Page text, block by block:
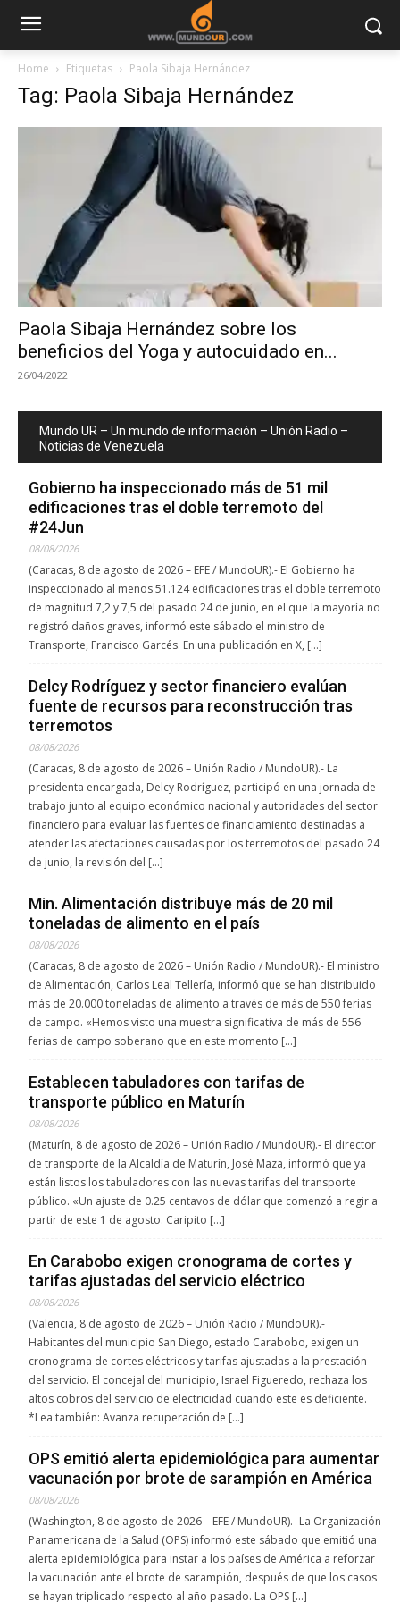
Home Etiquetas Paola Sibaja Hernández
Tag: Paola Sibaja Hernández
Paola Sibaja Hernández sobre los
beneficios del Yoga y autocuidado en...
26/04/2022
Mundo UR – Un mundo de información – Unión Radio –
Noticias de Venezuela
Gobierno ha inspeccionado más de 51 mil
edificaciones tras el doble terremoto del
#24Jun
08/08/2026
(Caracas, 8 de agosto de 2026 – EFE / MundoUR).- El Gobierno ha
inspeccionado al menos 51.124 edificaciones tras el doble terremoto
de magnitud 7,2 y 7,5 del pasado 24 de junio, en el que la mayoría no
registró daños graves, informó este sábado el ministro de
Transporte, Francisco Garcés. En una publicación en X, […]
Delcy Rodríguez y sector financiero evalúan
fuente de recursos para reconstrucción tras
terremotos
08/08/2026
(Caracas, 8 de agosto de 2026 – Unión Radio / MundoUR).- La
presidenta encargada, Delcy Rodríguez, participó en una jornada de
trabajo junto al equipo económico nacional y autoridades del sector
financiero para evaluar las fuentes de financiamiento destinadas a
atender las afectaciones causadas por los terremotos del pasado 24
de junio, la revisión del […]
Min. Alimentación distribuye más de 20 mil
toneladas de alimento en el país
08/08/2026
(Caracas, 8 de agosto de 2026 – Unión Radio / MundoUR).- El ministro
de Alimentación, Carlos Leal Tellería, informó que se han distribuido
más de 20.000 toneladas de alimento a través de más de 550 ferias
de campo. «Hemos visto una muestra significativa de más de 556
ferias de campo soberano que en este momento […]
Establecen tabuladores con tarifas de
transporte público en Maturín
08/08/2026
(Maturín, 8 de agosto de 2026 – Unión Radio / MundoUR).- El director
de transporte de la Alcaldía de Maturín, José Maza, informó que ya
están listos los tabuladores con las nuevas tarifas del transporte
público. «Un ajuste de 0.25 centavos de dólar que comenzó a regir a
partir de este 1 de agosto. Caripito […]
En Carabobo exigen cronograma de cortes y
tarifas ajustadas del servicio eléctrico
08/08/2026
(Valencia, 8 de agosto de 2026 – Unión Radio / MundoUR).-
Habitantes del municipio San Diego, estado Carabobo, exigen un
cronograma de cortes eléctricos y tarifas ajustadas a la prestación
del servicio. El concejal del municipio, Israel Figueredo, rechaza los
altos cobros del servicio de electricidad cuando este es deficiente.
*Lea también: Avanza recuperación de […]
OPS emitió alerta epidemiológica para aumentar
vacunación por brote de sarampión en América
08/08/2026
(Washington, 8 de agosto de 2026 – EFE / MundoUR).- La Organización
Panamericana de la Salud (OPS) informó este sábado que emitió una
alerta epidemiológica para instar a los países de América a reforzar
la vacunación ante el brote de sarampión, después de que los casos
se hayan triplicado respecto al año pasado. La OPS […]